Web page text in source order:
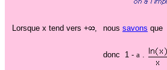
Lorsque x tend vers + , nous savons que
donc 1 - a